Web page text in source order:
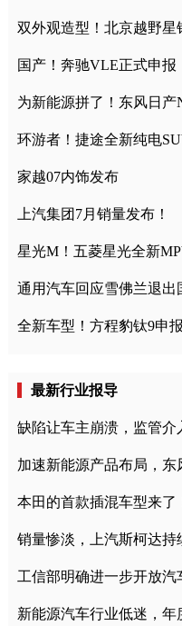
双外观造型！北京越野星
国产！奔驰VLE正式申报
为新能源拼了！东风日产
环游者！捷途全新纯电
家越07内饰发布
上汽集团7月销量发布！
星光M！五菱星光全新
通用汽车回应雪佛兰退出
全新车型！方程豹钛9申
最新行业报导
缺陷让车主崩溃，监管介
加速新能源产品布局，东
本田的首款插混车型来
销量惨淡，上汽斯柯达持
工信部明确进一步开放汽
新能源汽车行业低迷，年